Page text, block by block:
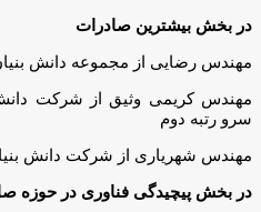
در بخش بیشترین صادرات
مهندس رضایی از مجموعه دانش بنیان
مهندس کریمی وثیق از شرکت
سرو رتبه دوم
مهندس شهریاری از شرکت دانش
در بخش پیچیدگی فناوری در حوزه